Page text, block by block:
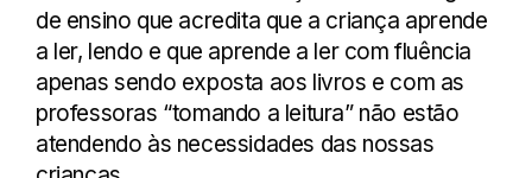
de ensino que acredita que a criança aprende
a ler, lendo e que aprende a ler com fluência
apenas sendo exposta aos livros e com as
professoras “tomando a leitura” não estão
atendendo às necessidades das nossas